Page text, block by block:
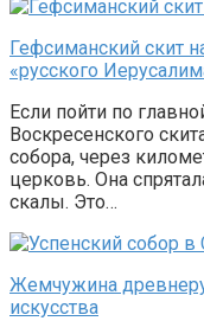
Гефсиманский скит
«русского
Если пойти по
Воскресенского
собора, через
церковь. Она
скалы. Это…
Жемчужина
искусства